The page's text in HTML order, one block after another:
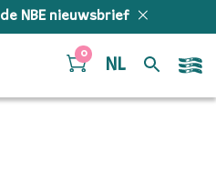
NBE nieuwsbrief
0
NL